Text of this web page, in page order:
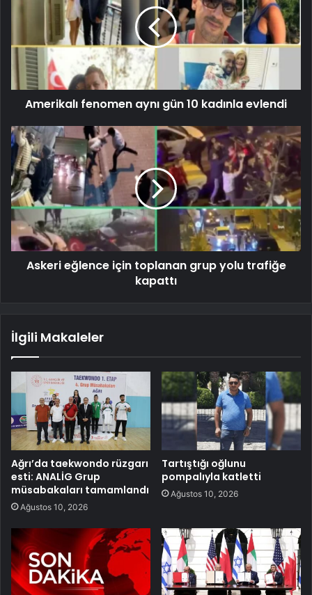
Amerikalı fenomen aynı gün 10 kadınla evlendi
Askeri eğlence için toplanan grup yolu trafiğe
kapattı
İlgili Makaleler
Ağrı’da taekwondo rüzgarı
esti: ANALİG Grup
müsabakaları tamamlandı
Ağustos 10, 2026
Tartıştığı oğlunu
pompalıyla katletti
Ağustos 10, 2026